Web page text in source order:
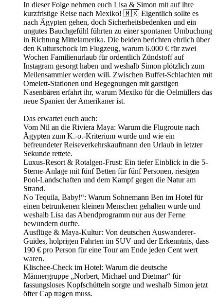
In dieser Folge nehmen euch Lisa & Simon mit auf ihre
kurzfristige Reise nach Mexiko! 🇲🇽 Eigentlich sollte es
nach Ägypten gehen, doch Sicherheitsbedenken und ein
ungutes Bauchgefühl führten zu einer spontanen Umbuchung
in Richtung Mittelamerika. Die beiden berichten ehrlich über
den Kulturschock im Flugzeug, warum 6.000 € für zwei
Wochen Familienurlaub für ordentlich Zündstoff auf
Instagram gesorgt haben und weshalb Simon plötzlich zum
Meilensammler werden will. Zwischen Buffet-Schlachten mit
Omelett-Stationen und Begegnungen mit garstigen
Nasenbären erfahrt ihr, warum Mexiko für die Oelmüllers das
neue Spanien der Amerikaner ist.
Das erwartet euch auch:
Vom Nil an die Riviera Maya: Warum die Flugroute nach
Ägypten zum K.-o.-Kriterium wurde und wie ein
befreundeter Reiseverkehrskaufmann den Urlaub in letzter
Sekunde rettete.
Luxus-Resort & Rotalgen-Frust: Ein tiefer Einblick in die 5-
Sterne-Anlage mit fünf Betten für fünf Personen, riesigen
Pool-Landschaften und dem Kampf gegen die Natur am
Strand.
No Tequila, Baby!“: Warum Sohnemann Ben im Hotel für
einen betrunkenen kleinen Menschen gehalten wurde und
weshalb Lisa das Abendprogramm nur aus der Ferne
bewundern durfte.
Ausflüge & Maya-Kultur: Von deutschen Auswanderer-
Guides, holprigen Fahrten im SUV und der Erkenntnis, dass
190 € pro Person für eine Tour am Ende jeden Cent wert
waren.
Klischee-Check im Hotel: Warum die deutsche
Männergruppe „Norbert, Michael und Dietmar“ für
fassungsloses Kopfschütteln sorgte und weshalb Simon jetzt
öfter Cap tragen muss.